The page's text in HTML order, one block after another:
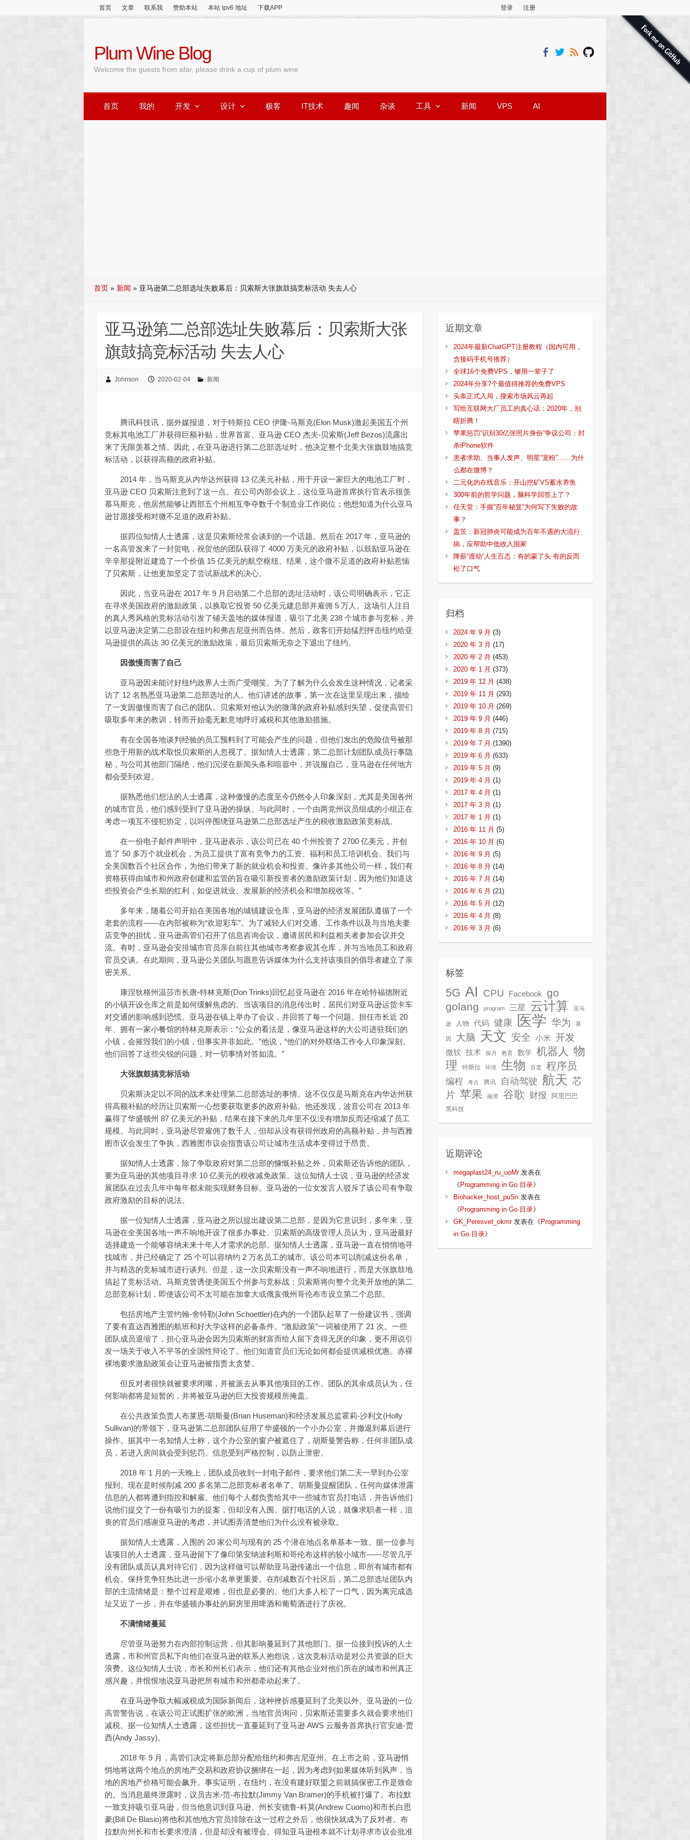
首页 文章 联系我 赞助本站 本站 ipv6 地址 下载APP 登录 注册
Plum Wine Blog
Welcome the guests from afar, please drink a cup of plum wine
首页 我的 开发 设计 极客 IT技术 趣闻 杂谈 工具 新闻 VPS AI
首页 » 新闻 » 亚马逊第二总部选址失败幕后：贝索斯大张旗鼓搞竞标活动 失去人心
亚马逊第二总部选址失败幕后：贝索斯大张
旗鼓搞竞标活动 失去人心
Johnson 2020-02-04 新闻
腾讯科技讯，据外媒报道，对于特斯拉 CEO 伊隆-马斯克(Elon Musk)激起美国五个州
竞标其电池工厂并获得巨额补贴，世界首富、亚马逊 CEO 杰夫-贝索斯(Jeff Bezos)流露出
来了无限羡慕之情。因此，在亚马逊进行第二总部选址时，他决定整个北美大张旗鼓地搞竞
标活动，以获得高额的政府补贴。
2014 年，当马斯克从内华达州获得 13 亿美元补贴，用于开设一家巨大的电池工厂时，
亚马逊 CEO 贝索斯注意到了这一点。在公司内部会议上，这位亚马逊首席执行官表示很羡
慕马斯克，他居然能够让西部五个州相互争夺数千个制造业工作岗位；他想知道为什么亚马
逊甘愿接受相对微不足道的政府补贴。
据四位知情人士透露，这是贝索斯经常会谈到的一个话题。然后在 2017 年，亚马逊的
一名高管发来了一封贺电，祝贺他的团队获得了 4000 万美元的政府补贴，以鼓励亚马逊在
辛辛那提附近建造了一个价值 15 亿美元的航空枢纽。结果，这个微不足道的政府补贴惹恼
了贝索斯，让他更加坚定了尝试新战术的决心。
因此，当亚马逊在 2017 年 9 月启动第二个总部的选址活动时，该公司明确表示，它正
在寻求美国政府的激励政策，以换取它投资 50 亿美元建总部并雇佣 5 万人。这场引人注目
的真人秀风格的竞标活动引发了铺天盖地的媒体报道，吸引了北美 238 个城市参与竞标，并
以亚马逊决定第二总部设在纽约和弗吉尼亚州而告终。然后，政客们开始猛烈抨击纽约给亚
马逊提供的高达 30 亿美元的激励政策，最后贝索斯无奈之下退出了纽约。
因傲慢而害了自己
亚马逊因未能讨好纽约政界人士而广受嘲笑。为了了解为什么会发生这种情况，记者采
访了 12 名熟悉亚马逊第二总部选址的人。他们讲述的故事，第一次在这里呈现出来，描绘
了一支因傲慢而害了自己的团队。贝索斯对他认为的微薄的政府补贴感到失望，促使高管们
吸取多年来的教训，转而开始毫无歉意地呼吁减税和其他激励措施。
有在全国各地谈判经验的员工预料到了可能会产生的问题，但他们发出的危险信号被那
些急于用新的战术取悦贝索斯的人忽视了。据知情人士透露，第二总部计划团队成员行事隐
秘，与公司其他部门隔绝，他们沉浸在新闻头条和喧嚣中，并说服自己，亚马逊在任何地方
都会受到欢迎。
据熟悉他们想法的人士透露，这种傲慢的态度至今仍然令人印象深刻，尤其是美国各州
的城市官员，他们感到受到了亚马逊的操纵。与此同时，一个由两党州议员组成的小组正在
考虑一项互不侵犯协定，以叫停围绕亚马逊第二总部选址产生的税收激励政策竞标战。
在一份电子邮件声明中，亚马逊表示，该公司已在 40 个州投资了 2700 亿美元，并创
造了 50 多万个就业机会，为员工提供了富有竞争力的工资、福利和员工培训机会。我们与
全美国数百个社区合作，为他们带来了新的就业机会和投资。像许多其他公司一样，我们有
资格获得由城市和州政府创建和监管的旨在吸引新投资者的激励政策计划，因为他们知道这
些投资会产生长期的红利，如促进就业、发展新的经济机会和增加税收等。”
多年来，随着公司开始在美国各地的城镇建设仓库，亚马逊的经济发展团队遵循了一个
老套的流程——在内部被称为“欢迎彩车”。为了减轻人们对交通、工作条件以及与当地夫妻
店竞争的担忧，亚马逊高管们召开了信息咨询会议，邀请居民和利益相关者参加会议并交
流。有时，亚马逊会安排城市官员亲自前往其他城市考察参观其仓库，并与当地员工和政府
官员交谈。在此期间，亚马逊公关团队与愿意告诉媒体为什么支持该项目的倡导者建立了亲
密关系。
康涅狄格州温莎市长唐-特林克斯(Don Trinks)回忆起亚马逊在 2016 年在哈特福德附近
的小镇开设仓库之前是如何缓解焦虑的。当该项目的消息传出时，居民们对亚马逊运货卡车
对交通的影响感到恐慌。亚马逊在镇上举办了会议，并回答了每一个问题。担任市长近 20
年、拥有一家小餐馆的特林克斯表示：“公众的看法是，像亚马逊这样的大公司进驻我们的
小镇，会摧毁我们的小镇，但事实并非如此。”他说，“他们的对外联络工作令人印象深刻。
他们回答了这些尖锐的问题，对一切事情对答如流。”
大张旗鼓搞竞标活动
贝索斯决定以不同的战术来处理第二总部选址的事情。这不仅仅是马斯克在内华达州获
得高额补贴的经历让贝索斯一心想要获取更多的政府补贴。他还发现，波音公司在 2013 年
赢得了华盛顿州 87 亿美元的补贴，结果在接下来的几年里不仅没有增加反而还缩减了员工
规模。与此同时，亚马逊尽管雇佣了数千人，但却从没有获得州政府的高额补贴，并与西雅
图市议会发生了争执，西雅图市议会指责该公司让城市生活成本变得过于昂贵。
据知情人士透露，除了争取政府对第二总部的慷慨补贴之外，贝索斯还告诉他的团队，
要为亚马逊的其他项目寻求 10 亿美元的税收减免政策。这位知情人士说，亚马逊的经济发
展团队在过去几年中每年都未能实现财务目标。亚马逊的一位女发言人驳斥了该公司有争取
政府激励的目标的说法。
据一位知情人士透露，亚马逊之所以提出建设第二总部，是因为它意识到，多年来，亚
马逊在全美国各地一声不响地开设了很多办事处。贝索斯的高级管理人员认为，亚马逊最好
选择建造一个能够容纳未来十年人才需求的总部。据知情人士透露，亚马逊一直在悄悄地寻
找城市，并已经确定了 25 个可以容纳约 2 万名员工的城市。该公司本可以削减这份名单，
并与精选的竞标城市进行谈判。但是，这一次贝索斯没有一声不响地进行，而是大张旗鼓地
搞起了竞标活动。马斯克曾诱使美国五个州参与竞标战；贝索斯将向整个北美开放他的第二
总部竞标计划，即使该公司不太可能在加拿大或俄亥俄州哥伦布市设立第二个总部。
包括房地产主管约翰-舍特勒(John Schoettler)在内的一个团队起草了一份建议书，强调
了要有直达西雅图的航班和好大学这样的必备条件。“激励政策”一词被使用了 21 次。一些
团队成员退缩了，担心亚马逊会因为贝索斯的财富而给人留下贪得无厌的印象，更不用说引
发一场关于收入不平等的全国性辩论了。他们知道官员们无论如何都会提供减税优惠。赤裸
裸地要求激励政策会让亚马逊被指责太贪婪。
但反对者很快就被要求闭嘴，并被派去从事其他项目的工作。团队的其余成员认为，任
何影响都将是短暂的，并将被亚马逊的巨大投资规模所掩盖。
在公共政策负责人布莱恩-胡斯曼(Brian Huseman)和经济发展总监霍莉-沙利文(Holly
Sullivan)的带领下，亚马逊第二总部团队征用了华盛顿的一个小办公室，并撤退到幕后进行
操作。据其中一名知情人士称，这个办公室的窗户被遮住了，胡斯曼警告称，任何非团队成
员，若进入房间就会受到惩罚。信息受到严格控制，以防止泄密。
2018 年 1 月的一天晚上，团队成员收到一封电子邮件，要求他们第二天一早到办公室
报到。现在是时候削减 200 多名第二总部竞标者名单了。胡斯曼提醒团队，任何向媒体泄露
信息的人都将遭到指控和解雇。他们每个人都负责给其中一些城市官员打电话，并告诉他们
说他们提交了一份有吸引力的提案，但却没有入围。据打电话的人说，就像求职者一样，沮
丧的官员们感谢亚马逊的考虑，并试图弄清楚他们为什么没有被录取。
据知情人士透露，入围的 20 家公司与现有的 25 个潜在地点名单基本一致。据一位参与
该项目的人士透露，亚马逊留下了像印第安纳波利斯和哥伦布这样的较小城市——尽管几乎
没有团队成员认真对待它们，因为这样做可以帮助亚马逊传递出一个信息，即所有城市都有
机会。保持竞争狂热比进一步缩小名单更重要。在削减数百个社区后，第二总部选址团队内
部的主流情绪是：整个过程是艰难，但也是必要的。他们大多人松了一口气，因为离完成选
址又近了一步，并在华盛顿办事处的厨房里用啤酒和葡萄酒进行了庆祝。
不满情绪蔓延
尽管亚马逊努力在内部控制运营，但其影响蔓延到了其他部门。据一位接到投诉的人士
透露，市和州官员私下向他们在亚马逊的联系人抱怨说，这次竞标活动是对公共资源的巨大
浪费。这位知情人士说，市长和州长们表示，他们还有其他企业对他们所在的城市和州真正
感兴趣，并恨恨地说亚马逊把所有城市和州都牵动起来了。
在亚马逊争取大幅减税成为国际新闻后，这种挫折感蔓延到了北美以外。亚马逊的一位
高管警告说，在该公司正试图扩张的欧洲，当地官员询问，贝索斯还需要多久就会要求他们
减税。据一位知情人士透露，这些担忧一直蔓延到了亚马逊 AWS 云服务首席执行官安迪-贾
西(Andy Jassy)。
2018 年 9 月，高管们决定将新总部分配给纽约和弗吉尼亚州。在上市之前，亚马逊悄
悄地将这两个地点的房地产交易和政府协议捆绑在一起，因为考虑到如果媒体听到风声，当
地的房地产价格可能会飙升。事实证明，在纽约，在没有建好联盟之前就搞保密工作是致命
的。当消息最终泄露时，议员吉米-范-布拉默(Jimmy Van Bramer)的手机被打爆了。布拉默
一致支持吸引亚马逊，但当他意识到亚马逊、州长安德鲁-科莫(Andrew Cuomo)和市长白思
豪(Bill De Blasio)将他和其他地方官员排除在这一过程之外后，他很快就成为了反对者。布
拉默向州长和市长要求澄清，但是却没有被理会。得知亚马逊根本就不计划寻求市议会批准
近期文章
2024年最新ChatGPT注册教程（国内可用，
含接码手机号推荐）
全球16个免费VPS，够用一辈子了
2024年分享7个最值得推荐的免费VPS
头条正式入局，搜索市场风云再起
写给互联网大厂员工的真心话：2020年，别
瞎折腾！
苹果惩罚“识别30亿张照片身份”争议公司：封
杀iPhone软件
患者求助、当事人发声、明星“宠粉”……为什
么都在微博？
二元化的在线音乐：开山挖矿VS蓄水养鱼
300年前的哲学问题，脑科学回答上了？
任天堂：手握“百年秘笈”为何写下失败的故
事？
盖茨：新冠肺炎可能成为百年不遇的大流行
病，应帮助中低收入国家
降薪“渡劫”人生百态：有的蒙了头 有的反而
松了口气
归档
2024 年 9 月 (3)
2020 年 3 月 (17)
2020 年 2 月 (453)
2020 年 1 月 (373)
2019 年 12 月 (438)
2019 年 11 月 (293)
2019 年 10 月 (269)
2019 年 9 月 (446)
2019 年 8 月 (715)
2019 年 7 月 (1390)
2019 年 6 月 (633)
2019 年 5 月 (9)
2019 年 4 月 (1)
2017 年 4 月 (1)
2017 年 3 月 (1)
2017 年 1 月 (1)
2016 年 11 月 (5)
2016 年 10 月 (6)
2016 年 9 月 (5)
2016 年 8 月 (14)
2016 年 7 月 (14)
2016 年 6 月 (21)
2016 年 5 月 (12)
2016 年 4 月 (8)
2016 年 3 月 (6)
标签
5G AI CPU Facebook
go
golang
program 三星 云计算 亚马
逊 人物 代码 健康 医学 华为 基
因 大脑 天文 安全 小米 开发
微软 技术 探月 教育 数学 机器人 物
理
特斯拉 环境 生物 百度 程序员
编程 考古 腾讯 自动驾驶 航天 芯
片 苹果 融资 谷歌 财报 阿里巴巴
黑科技
近期评论
megaplast24_ru_uoMr发表在
《 Programming in Go 目录》
Biohacker_host_puSn发表在
《 Programming in Go 目录》
GK_Peresvet_okmr发表在《 Programming
in Go 目录》